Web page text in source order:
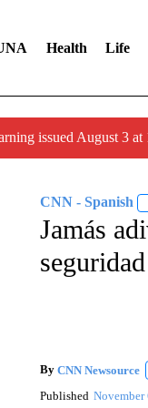
Health Life
issued August 3
CNN - Spanish
Jamás
By CNN Newsource
Published November